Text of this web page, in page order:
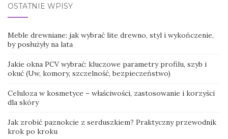
OSTATNIE WPISY
Meble drewniane: jak wybrać lite drewno, styl i wykończenie,
by posłużyły na lata
Jakie okna PCV wybrać: kluczowe parametry profilu, szyb i
okuć (Uw, komory, szczelność, bezpieczeństwo)
Celuloza w kosmetyce – właściwości, zastosowanie i korzyści
dla skóry
Jak zrobić paznokcie z serduszkiem? Praktyczny przewodnik
krok po kroku